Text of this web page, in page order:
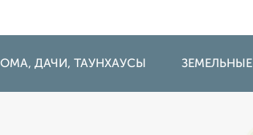
ДАЧИ, ТАУНХАУСЫ